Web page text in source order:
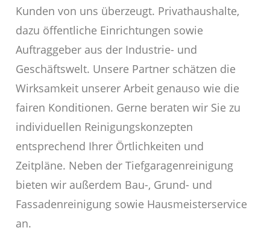
Kunden von uns überzeugt. Privathaushalte,
dazu öffentliche Einrichtungen sowie
Auftraggeber aus der Industrie- und
Geschäftswelt. Unsere Partner schätzen die
Wirksamkeit unserer Arbeit genauso wie die
fairen Konditionen. Gerne beraten wir Sie zu
individuellen Reinigungskonzepten
entsprechend Ihrer Örtlichkeiten und
Zeitpläne. Neben der Tiefgaragenreinigung
bieten wir außerdem Bau-, Grund- und
Fassadenreinigung sowie Hausmeisterservice
an.